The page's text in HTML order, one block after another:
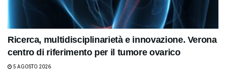
Ricerca, multidisciplinarietà e innovazione. Verona
centro di riferimento per il tumore ovarico
5 AGOSTO 2026